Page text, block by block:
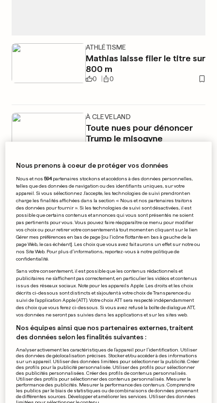
ATHLÉTISME
Mathias laisse filer le titre sur
800 m
0 0
À CLEVELAND
Toute nues pour dénoncer
Trump le misogyne
COUPE DAVIS
Le Luxembourg relégué sur le
fil
0 0
Franck Sémonin présent sur
les lieux du drame
0 0
JUSTIN BIEBER
merdes sur scène»
0 0
PUBLICITÉ
Nous prenons à coeur de protéger vos données
Nous et nos594partenaires stockons et accédons à des données personnelles,
telles que des données de navigation ou des identifiants uniques, sur votre
appareil. Si vous sélectionnez J'accepte, les technologies de suivi prendront en
charge les finalités affichées dans la section « Nous et nos partenaires traitons
des données pour fournir ». Si les technologies de suivi sont désactivées, il est
possible que certains contenus et annonces qui vous sont présentés ne soient
pas pertinents pour vous. Vous pouvez faire réapparaître ce menu pour modifier
vos choix ou pour retirer votre consentement à tout moment en cliquant sur le lien
Gérer mes préférences en bas de page [ou l'icône flottante en bas à gauche de la
page Web, le cas échéant]. Les choix que vous avez fait aurons un effet sur notre ou
nos Site Web. Pour plus d’informations, reportez-vous à notre politique de
confidentialité.
Sans votre consentement, il est possible que les contenus rédactionnels et
publicitaires ne s'affichent pas correctement, en particulier les vidéos et contenus
issus des réseaux sociaux. Note pour les appareils Apple: Les droits et les choix
décrits ci-dessous sont distincts et s'ajoutent à votre choix de Transparence du
suivi de l'application Apple (ATT). Votre choix ATT sera respecté indépendamment
des choix que vous ferez ci-dessous. Si vous avez refusé la boîte de dialogue ATT,
vos données ne seront pas suivies dans les applications et sur les sites web.
Nos équipes ainsi que nos partenaires externes, traitent
des données selon les finalités suivantes :
Analyser activement les caractéristiques de l’appareil pour l’identification. Utiliser
des données de géolocalisation précises. Stocker et/ou accéder à des informations
sur un appareil. Utiliser des données limitées pour sélectionner la publicité. Créer
des profils pour la publicité personnalisée. Utiliser des profils pour sélectionner
des publicités personnalisées. Créer des profils de contenus personnalisés.
Utiliser des profils pour sélectionner des contenus personnalisés. Mesurer la
performance des publicités. Mesurer la performance des contenus. Comprendre
les publics par le biais de statistiques ou de combinaisons de données provenant
de différentes sources. Développer et améliorer les services. Utiliser des données